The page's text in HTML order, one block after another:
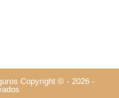
Copyright © - 2026 -